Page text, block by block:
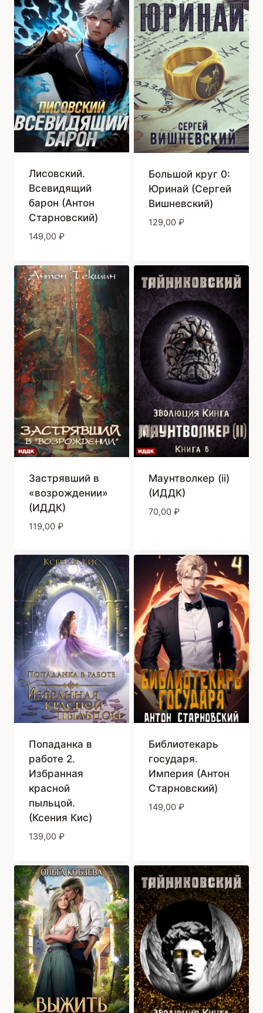
Лисовский.
Всевидящий
барон (Антон
Старновский)
149,00 ₽
Большой круг 0:
Юринай (Сергей
Вишневский)
129,00 ₽
Застрявший в
«возрождении»
(ИДДК)
119,00 ₽
Маунтволкер (ii)
(ИДДК)
70,00 ₽
Попаданка в
работе 2.
Избранная
красной
пыльцой.
(Ксения Кис)
139,00 ₽
Библиотекарь
государя.
Империя (Антон
Старновский)
149,00 ₽